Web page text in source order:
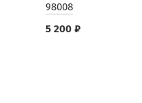
98008
5 200 ₽